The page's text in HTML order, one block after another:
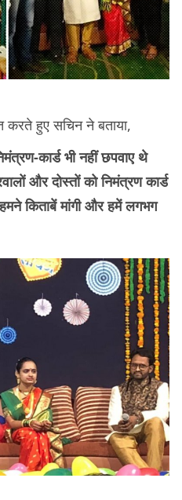
करते हुए सचिन ने बताया,
कार्ड भी नहीं छपवाए थे
और दोस्तों को निमंत्रण कार्ड
किताबें मांगी और हमें लगभग